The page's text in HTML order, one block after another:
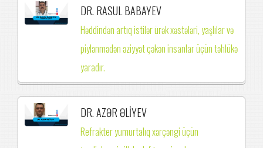
DR. RASUL BABAYEV
Həddindən artıq istilər ürək xəstələri, yaşlılar və
piylənmədən əziyyət çəkən insanlar üçün təhlükə
yaradır.
DR. AZƏR ƏLİYEV
Refrakter yumurtalıq xərçəngi üçün